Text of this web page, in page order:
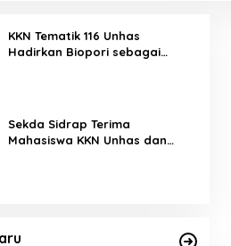
KKN Tematik 116 Unhas
Hadirkan Biopori sebagai
Sekda Sidrap Terima
Mahasiswa KKN Unhas dan